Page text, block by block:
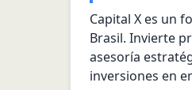
Capital X es un
Brasil. Invierte
asesoría
inversiones en